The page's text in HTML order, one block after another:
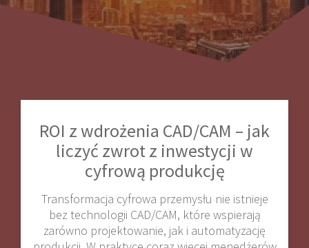
ROI z wdrożenia CAD/CAM – jak
liczyć zwrot z inwestycji w
cyfrową produkcję
Transformacja cyfrowa przemysłu nie istnieje
bez technologii CAD/CAM, które wspierają
zarówno projektowanie, jak i automatyzację